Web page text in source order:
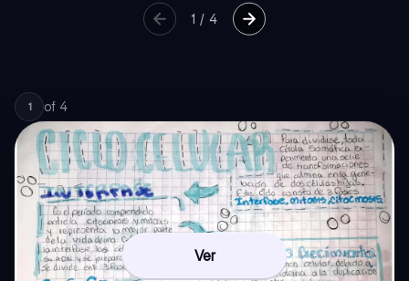
1 /4
1 of 4
Ver